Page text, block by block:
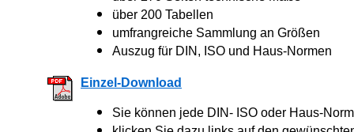
über 200 Tabellen
umfrangreiche Sammlung an Größen
Auszug für DIN, ISO und Haus-Normen
Einzel-Download
Sie können jede DIN- ISO oder Haus-